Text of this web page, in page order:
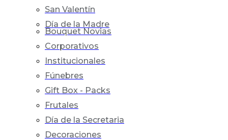
San Valentín
Día de la Madre
Bouquet Novias
Corporativos
Institucionales
Fúnebres
Gift Box - Packs
Frutales
Día de la Secretaria
Decoraciones